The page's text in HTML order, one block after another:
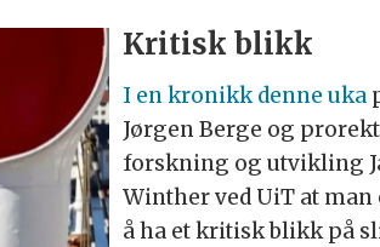
Kritisk blikk
I en kronikk denne uka
Jørgen Berge og
forskning og utvikling
Winther ved UiT at
å ha et kritisk blikk på